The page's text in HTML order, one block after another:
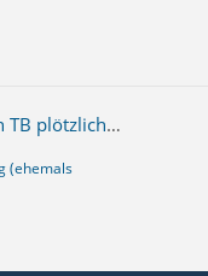
google-Kalender Kalender wurde in TB plötzlich mit Schreibschutz versehen. Termine können nur noch gelesen werden.
(ehemals